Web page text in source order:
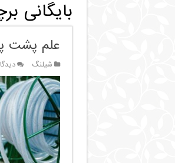
بایگانی
علم پشت
شیلنگ